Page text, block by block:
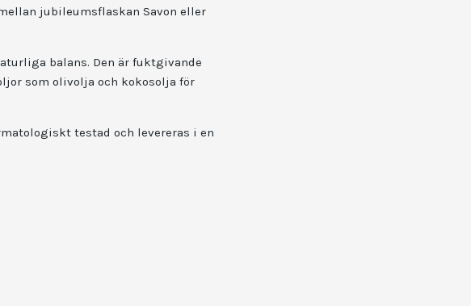
jubileumsflaskan Savon eller
balans. Den är fuktgivande
som olivolja och kokosolja för
testad och levereras i en